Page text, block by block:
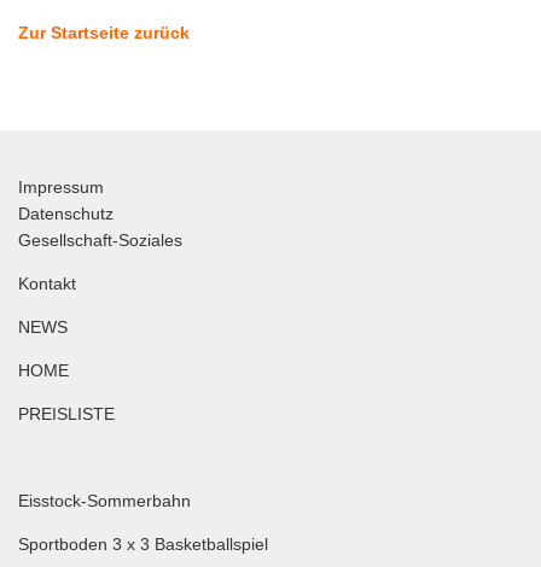
Zur Startseite zurück
Impressum
Datenschutz
Gesellschaft-Soziales
Kontakt
NEWS
HOME
PREISLISTE
Eisstock-Sommerbahn
Sportboden 3 x 3 Basketballspiel